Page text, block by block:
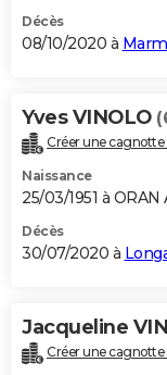
Décès
08/10/2020 à
Yves VINOLO
Créer une cagnotte
Naissance
25/03/1951 à ORAN
Décès
30/07/2020 à
Jacqueline
Créer une cagnotte